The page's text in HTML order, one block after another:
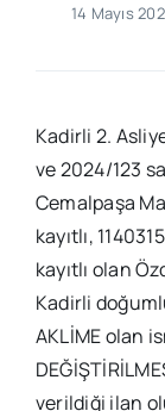
14 Mayıs
Kadirli 2.
ve 2024/123
Cemalpaşa
kayıtlı,
kayıtlı olan
Kadirli
AKLİME olan
verildiği ilan